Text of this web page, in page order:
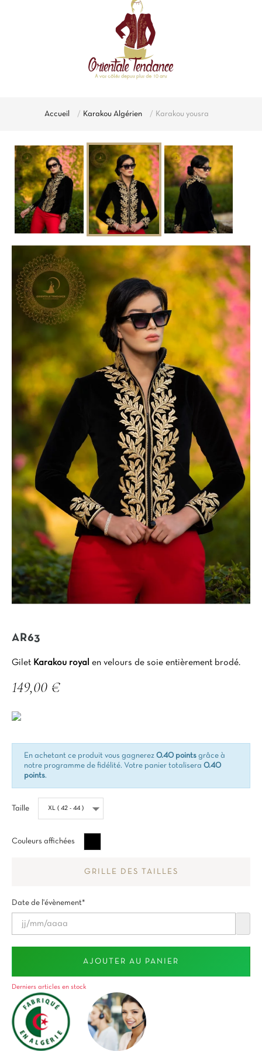
Accueil Karakou Algérien Karakou yousra
AR63
Gilet Karakou royal en velours de soie entièrement brodé.
149,00 €
En achetant ce produit vous gagnerez 0.40 points grâce à
notre programme de fidélité. Votre panier totalisera 0.40
points.
Taille
Couleurs affichées
GRILLE DES TAILLES
Date de l'évènement*
AJOUTER AU PANIER
Derniers articles en stock